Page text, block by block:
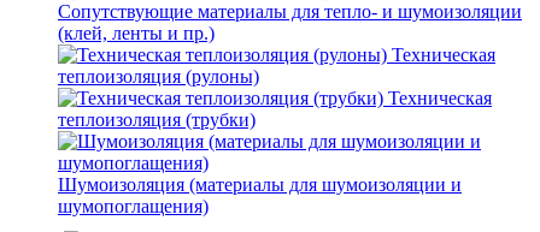
Сопутствующие материалы для тепло- и шумоизоляции
(клей, ленты и пр.)
Техническая
теплоизоляция (рулоны)
Техническая
теплоизоляция (трубки)
Шумоизоляция (материалы для шумоизоляции и
шумопоглащения)